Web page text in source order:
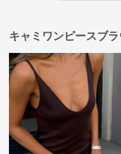
キャミワンピースブ